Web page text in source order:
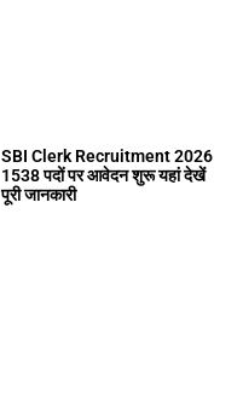
SBI Clerk Recruitment 2026
1538 पदों पर आवेदन शुरू यहां देखें
पूरी जानकारी